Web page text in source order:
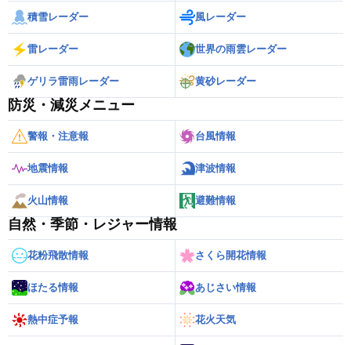
積雪レーダー 風レーダー
雷レーダー 世界の雨雲レーダー
ゲリラ雷雨レーダー 黄砂レーダー
防災・減災メニュー
警報・注意報 台風情報
地震情報 津波情報
火山情報 避難情報
自然・季節・レジャー情報
花粉飛散情報 さくら開花情報
ほたる情報 あじさい情報
熱中症予報 花火天気